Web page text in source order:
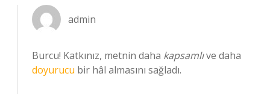
admin
Burcu! Katkınız, metnin daha kapsamlıve daha
doyurucu bir hâl almasını sağladı.